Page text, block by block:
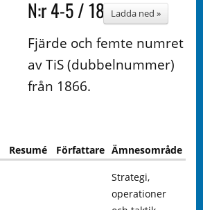
N:r 4-5 / 1866Ladda ned »
Fjärde och femte numret
av TiS (dubbelnummer)
från 1866.
Resumé Författare Ämnesområde
Strategi,
operationer